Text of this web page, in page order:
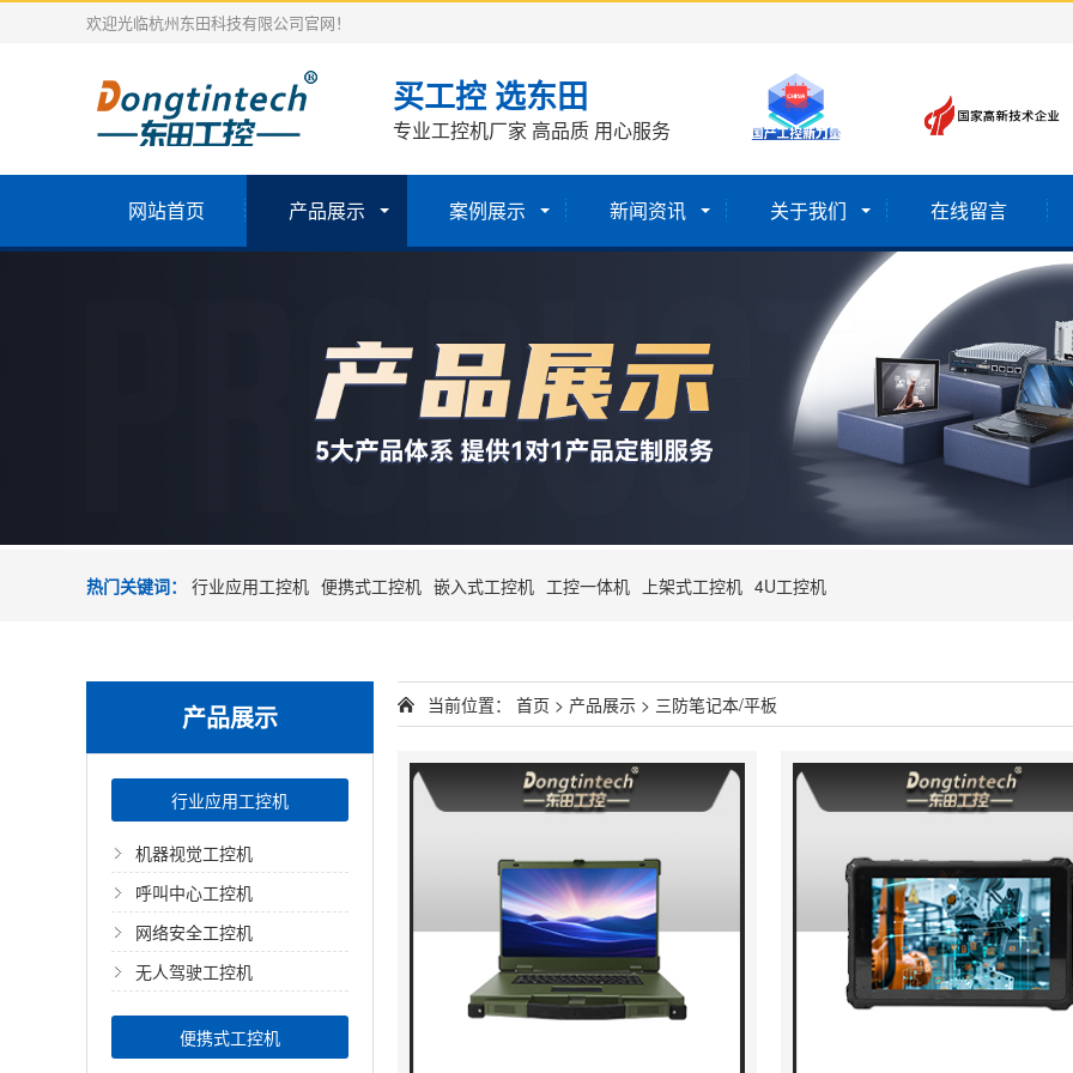
欢迎光临杭州东田科技有限公司官网！
买工控 选东田
专业工控机厂家 高品质 用心服务
网站首页 产品展示 案例展示 新闻资讯 关于我们 在线留言
热门关键词： 行业应用工控机 便携式工控机 嵌入式工控机 工控一体机 上架式工控机 4U工控机
产品展示
行业应用工控机
机器视觉工控机
呼叫中心工控机
网络安全工控机
无人驾驶工控机
便携式工控机
当前位置： 首页 > 产品展示 > 三防笔记本/平板